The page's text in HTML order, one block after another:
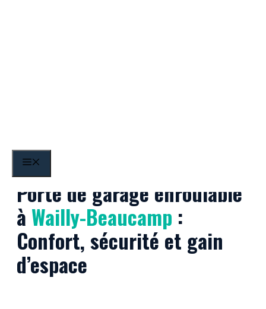
Porte de garage enroulable
à Wailly-Beaucamp :
Confort, sécurité et gain
d’espace